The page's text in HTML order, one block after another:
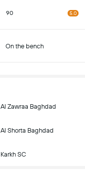
90 5.0
On the bench
Al Zawraa Baghdad
Al Shorta Baghdad
Karkh SC